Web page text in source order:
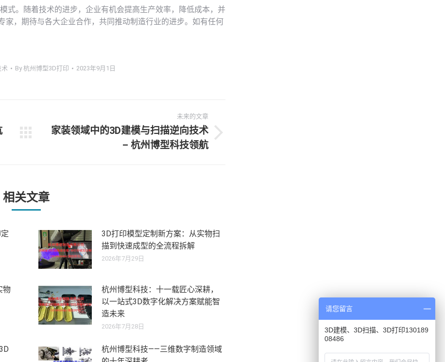
式。随着技术的进步，企业有机会提高生产效率，降低成本，并
家，期待与各大企业合作，共同推动制造行业的进步。如有任何
术 By杭州博型3D打印 2023年9月1日
未来的文章
家装领域中的3D建模与扫描逆向技术
– 杭州博型科技领航
相关文章
3D打印模型定制新方案：从实物扫
描到快速成型的全流程拆解
2026年7月29日
物
杭州博型科技：十一载匠心深耕，
以一站式3D数字化解决方案赋能智
造未来
2026年7月28日
杭州博型科技——三维数字制造领域
请您留言
3D建模、3D扫描、3D打印130189
08486